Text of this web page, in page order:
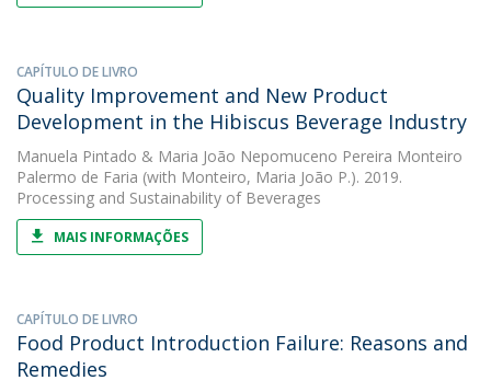
CAPÍTULO DE LIVRO
Quality Improvement and New Product
Development in the Hibiscus Beverage Industry
Manuela Pintado & Maria João Nepomuceno Pereira Monteiro
Palermo de Faria (with Monteiro, Maria João P.). 2019.
Processing and Sustainability of Beverages
MAIS INFORMAÇÕES
CAPÍTULO DE LIVRO
Food Product Introduction Failure: Reasons and
Remedies